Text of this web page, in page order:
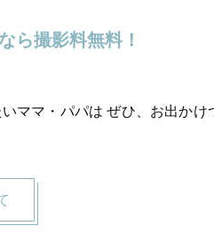
ら撮影料無料！
ママ・パパは ぜひ、お出か